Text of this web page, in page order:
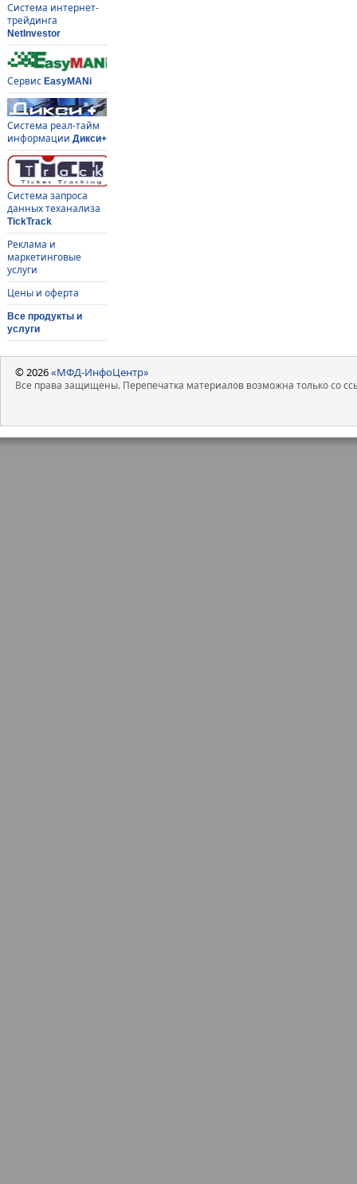
Система интернет-
трейдинга
NetInvestor
Сервис EasyMANi
Система реал-тайм
информации Дикси+
Система запроса
данных теханализа
TickTrack
Реклама и
маркетинговые
услуги
Цены и оферта
Все продукты и
услуги
© 2026«МФД-ИнфоЦентр»
Все права защищены. Перепечатка материалов возможна только со